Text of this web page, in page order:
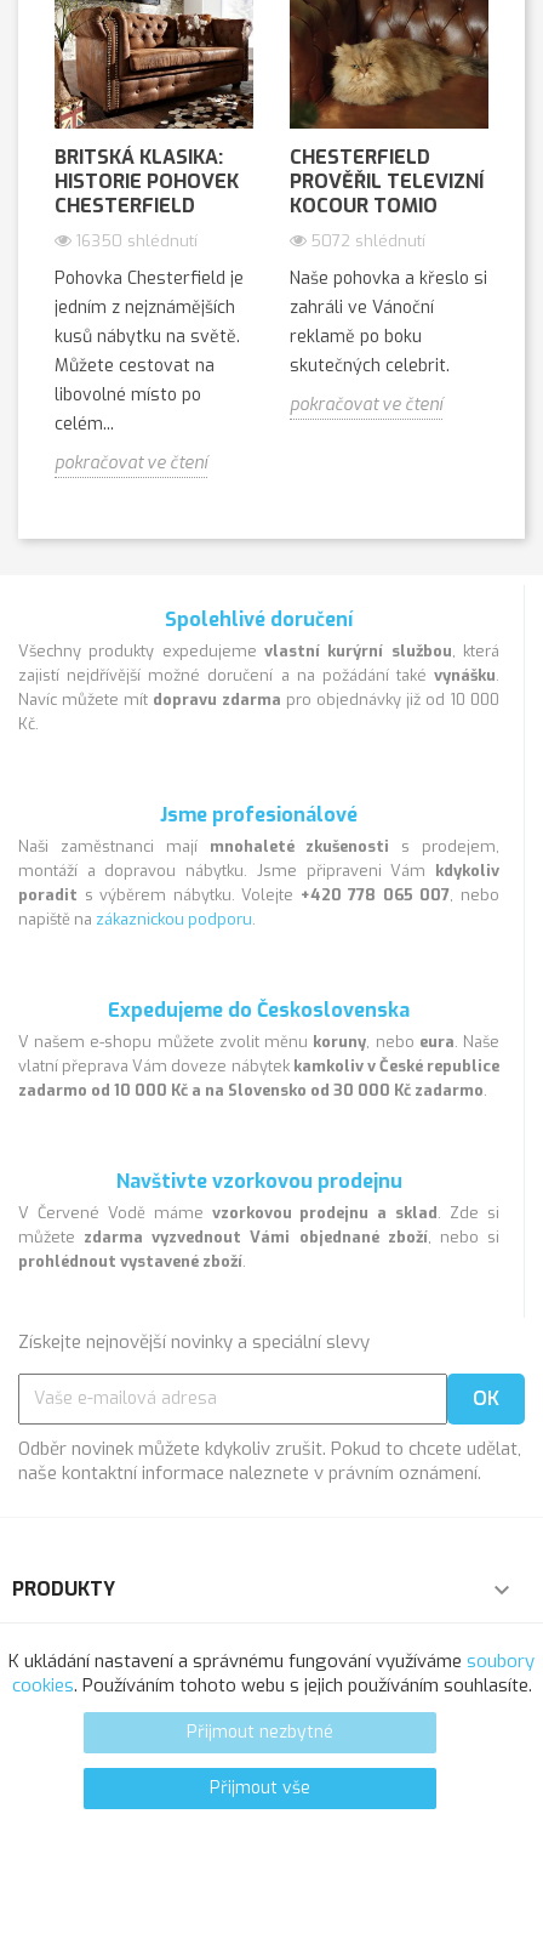
BRITSKÁ KLASIKA:
HISTORIE POHOVEK
CHESTERFIELD
16350 shlédnutí
Pohovka Chesterfield je
jedním z nejznámějších
kusů nábytku na světě.
Můžete cestovat na
libovolné místo po
celém...
pokračovat ve čtení
CHESTERFIELD
PROVĚŘIL TELEVIZNÍ
KOCOUR TOMIO
5072 shlédnutí
Naše pohovka a křeslo si
zahráli ve Vánoční
reklamě po boku
skutečných celebrit.
pokračovat ve čtení
Spolehlivé doručení
Všechny produkty expedujeme vlastní kurýrní službou, která
zajistí nejdřívější možné doručení a na požádání také vynášku.
Navíc můžete mít dopravu zdarma pro objednávky již od 10 000
Kč.
Jsme profesionálové
Naši zaměstnanci mají mnohaleté zkušenosti s prodejem,
montáží a dopravou nábytku. Jsme připraveni Vám kdykoliv
poradit s výběrem nábytku. Volejte +420 778 065 007, nebo
napiště na zákaznickou podporu.
Expedujeme do Československa
V našem e-shopu můžete zvolit měnu koruny, nebo eura. Naše
vlatní přeprava Vám doveze nábytek kamkoliv v České republice
zadarmo od 10 000 Kč a na Slovensko od 30 000 Kč zadarmo.
Navštivte vzorkovou prodejnu
V Červené Vodě máme vzorkovou prodejnu a sklad. Zde si
můžete zdarma vyzvednout Vámi objednané zboží, nebo si
prohlédnout vystavené zboží.
Získejte nejnovější novinky a speciální slevy
Odběr novinek můžete kdykoliv zrušit. Pokud to chcete udělat,
naše kontaktní informace naleznete v právním oznámení.
PRODUKTY 
NAŠE SPOLEČNOST 
VÁŠ ÚČET
INFORMACE O OBCHODU
K ukládání nastavení a správnému fungování využíváme soubory
cookies. Používáním tohoto webu s jejich používáním souhlasíte.
Přijmout nezbytné
Přijmout vše
© 2025 - Softresource, spol. s r.o.